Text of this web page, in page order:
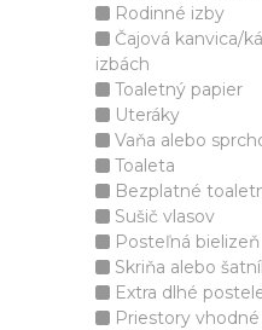
Rodinné izby
Čajová kanvica/
izbách
Toaletný papier
Uteráky
Vaňa alebo
Toaleta
Bezplatné
Sušič vlasov
Posteľná bielizeň
Skriňa alebo
Extra dlhé
Priestory